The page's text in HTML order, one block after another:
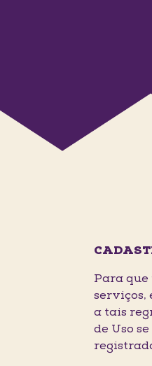
Para que
serviços,
a tais
de Uso